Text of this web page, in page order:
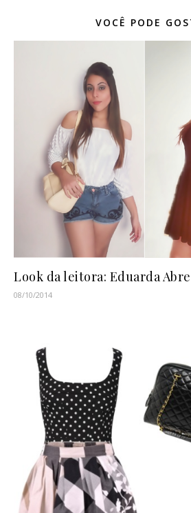
VOCÊ PODE
Look da leitora: Eduarda
08/10/2014